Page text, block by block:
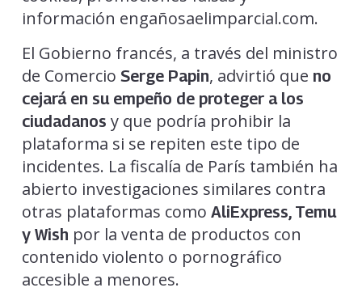
información engañosaelimparcial.com.
El Gobierno francés, a través del ministro
de Comercio Serge Papin, advirtió que no
cejará en su empeño de proteger a los
ciudadanos y que podría prohibir la
plataforma si se repiten este tipo de
incidentes. La fiscalía de París también ha
abierto investigaciones similares contra
otras plataformas como AliExpress, Temu
y Wish por la venta de productos con
contenido violento o pornográfico
accesible a menores.